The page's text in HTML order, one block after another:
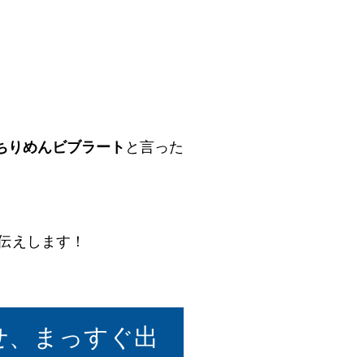
りめんビブラート と言った
えします！
まっすぐ出